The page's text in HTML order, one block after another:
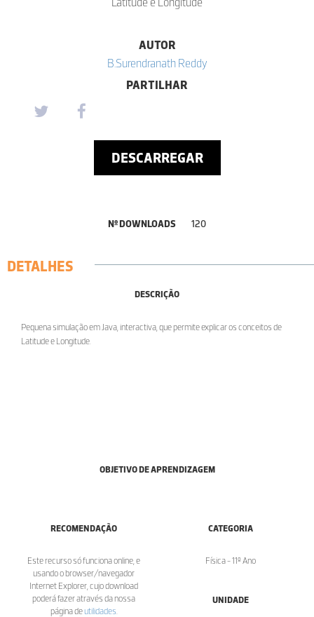
AUTOR
B.Surendranath Reddy
PARTILHAR
DESCARREGAR
Nº DOWNLOADS 120
DETALHES
DESCRIÇÃO
Pequena simulação em Java, interactiva, que permite explicar os conceitos de
Latitude e Longitude.
OBJETIVO DE APRENDIZAGEM
RECOMENDAÇÃO
Este recurso só funciona online, e
usando o browser/navegador
Internet Explorer, cujo download
poderá fazer através da nossa
página deutilidades
CATEGORIA
Física - 11º Ano
UNIDADE